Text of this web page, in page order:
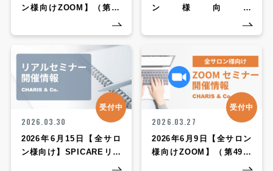
ン様向けZOOM】（第51
回CHARIS定期勉強会
ZOOMセミナー）
ン様向け
InstagramLIVE】（第50
回CHARIS定期勉強会
2026.03.30
受付中
2026年6月15日【全サロ
ン様向け】SPICAREリア
2026.03.27
受付中
2026年6月9日【全サロン
様向けZOOM】（第49回
CHARIS定期勉強会